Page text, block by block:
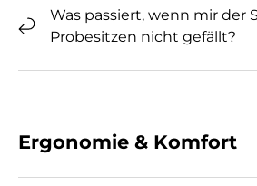
Was passiert, wenn mir der
Probesitzen nicht gefällt?
Ergonomie & Komfort